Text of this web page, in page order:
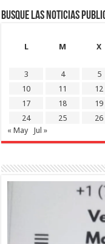
Busque las noticias
L
M X
3
4 5
10
11 12
17
18 19
24
25 26
« May
Jul »